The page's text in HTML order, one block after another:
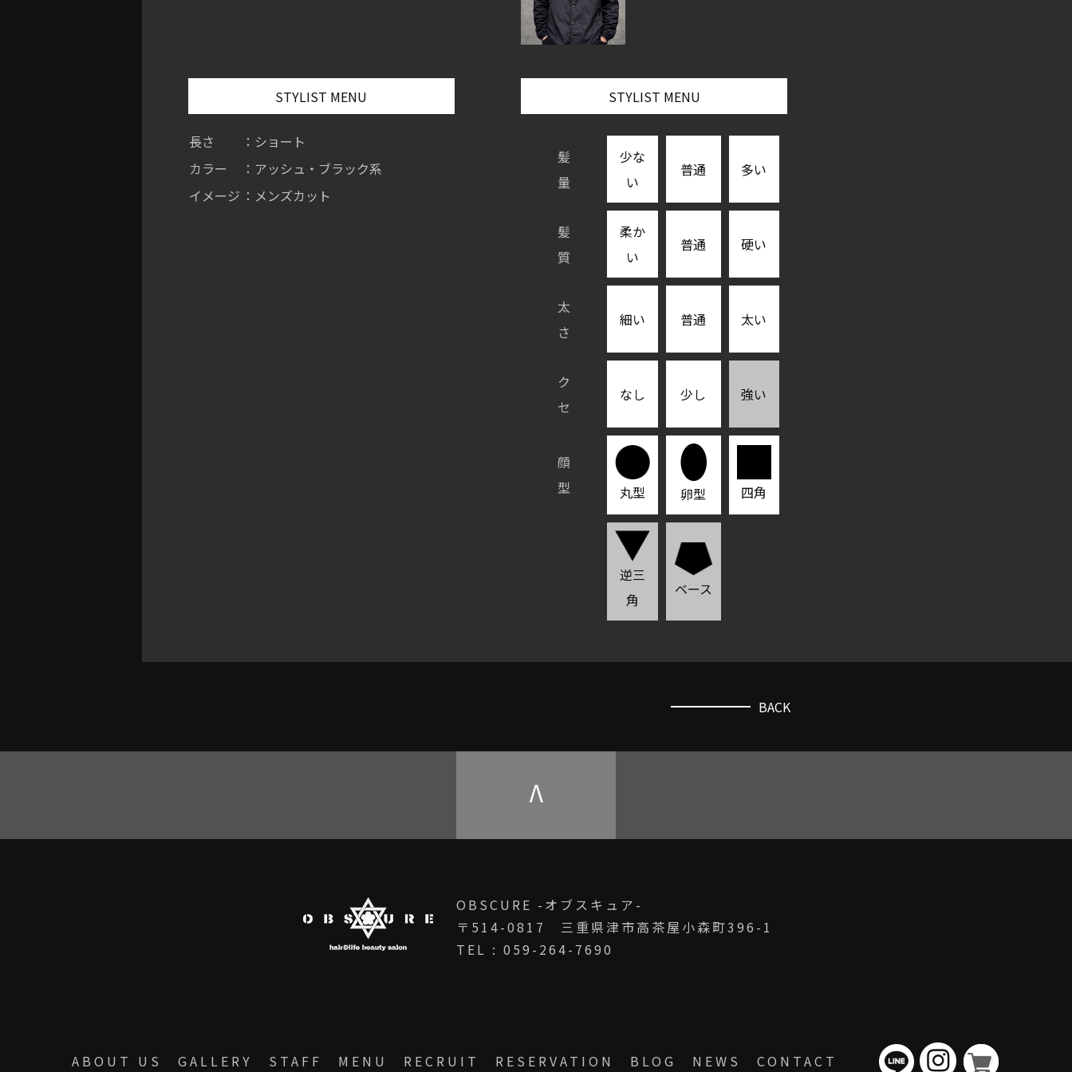
STYLIST MENU
長さ
：ショート
カラー
：アッシュ・ブラック系
イメージ ：メンズカット
STYLIST MENU
髪
量
少な
い
普通 多い
髪
質
柔か
い
普通 硬い
太
さ
細い 普通 太い
ク
セ
なし 少し 強い
顔
型
丸型 卵型 四角
逆三
角
ベース
BACK
V
OBSCURE -オブスキュア-
〒514-0817 三重県津市高茶屋小森町396-1
TEL : 059-264-7690
ABOUT US GALLERY STAFF MENU RECRUIT RESERVATION BLOG NEWS CONTACT